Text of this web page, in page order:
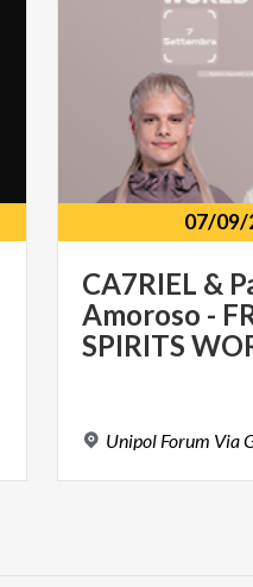
07/09/
CA7RIEL &
Amoroso -
SPIRITS
Unipol Forum Via